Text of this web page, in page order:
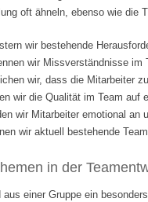
oft ähneln, ebenso wie die
wir bestehende
wir Missverständnisse im
wir, dass die Mitarbeiter
wir die Qualität im Team auf
wir Mitarbeiter emotional an
wir aktuell bestehende
in der
aus einer Gruppe ein